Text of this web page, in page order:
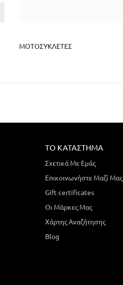
ΜΟΤΟΣΥΚΛΕΤΕΣ
ΤΟ ΚΑΤΆΣΤΗΜΑ
Σχετικά Με Εμάς
Επικοινωνήστε Μαζί Μας
Gift certificates
Οι Μάρκες Μας
Χάρτης Αναζήτησης
Blog